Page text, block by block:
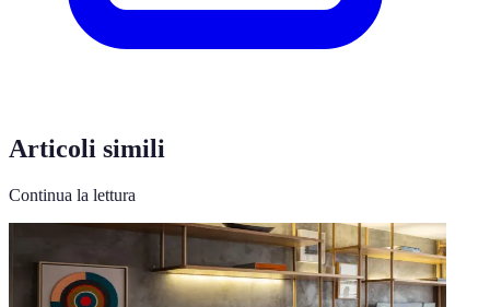
Articoli simili
Continua la lettura